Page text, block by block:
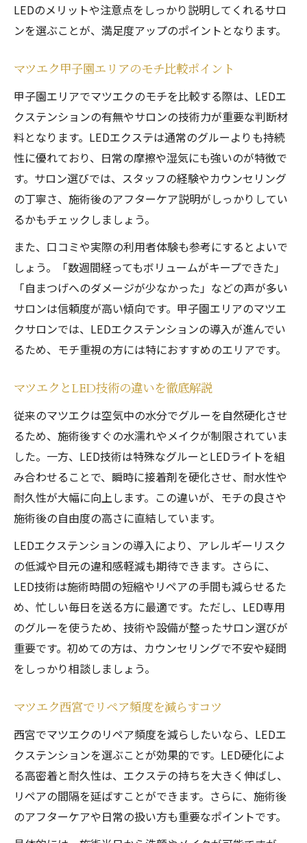
LEDのメリットや注意点をしっかり説明してくれるサロ
ンを選ぶことが、満足度アップのポイントとなります。
マツエク甲子園エリアのモチ比較ポイント
甲子園エリアでマツエクのモチを比較する際は、LEDエ
クステンションの有無やサロンの技術力が重要な判断材
料となります。LEDエクステは通常のグルーよりも持続
性に優れており、日常の摩擦や湿気にも強いのが特徴で
す。サロン選びでは、スタッフの経験やカウンセリング
の丁寧さ、施術後のアフターケア説明がしっかりしてい
るかもチェックしましょう。
また、口コミや実際の利用者体験も参考にするとよいで
しょう。「数週間経ってもボリュームがキープできた」
「自まつげへのダメージが少なかった」などの声が多い
サロンは信頼度が高い傾向です。甲子園エリアのマツエ
クサロンでは、LEDエクステンションの導入が進んでい
るため、モチ重視の方には特におすすめのエリアです。
マツエクとLED技術の違いを徹底解説
従来のマツエクは空気中の水分でグルーを自然硬化させ
るため、施術後すぐの水濡れやメイクが制限されていま
した。一方、LED技術は特殊なグルーとLEDライトを組
み合わせることで、瞬時に接着剤を硬化させ、耐水性や
耐久性が大幅に向上します。この違いが、モチの良さや
施術後の自由度の高さに直結しています。
LEDエクステンションの導入により、アレルギーリスク
の低減や目元の違和感軽減も期待できます。さらに、
LED技術は施術時間の短縮やリペアの手間も減らせるた
め、忙しい毎日を送る方に最適です。ただし、LED専用
のグルーを使うため、技術や設備が整ったサロン選びが
重要です。初めての方は、カウンセリングで不安や疑問
をしっかり相談しましょう。
マツエク西宮でリペア頻度を減らすコツ
西宮でマツエクのリペア頻度を減らしたいなら、LEDエ
クステンションを選ぶことが効果的です。LED硬化によ
る高密着と耐久性は、エクステの持ちを大きく伸ばし、
リペアの間隔を延ばすことができます。さらに、施術後
のアフターケアや日常の扱い方も重要なポイントです。